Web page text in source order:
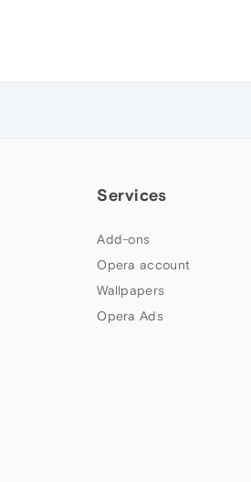
Services
Add-ons
Opera account
Wallpapers
Opera Ads